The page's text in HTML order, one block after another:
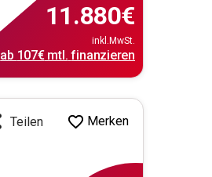
11.880€
inkl.MwSt.
ab 107€mtl. finanzieren
Teilen Merken